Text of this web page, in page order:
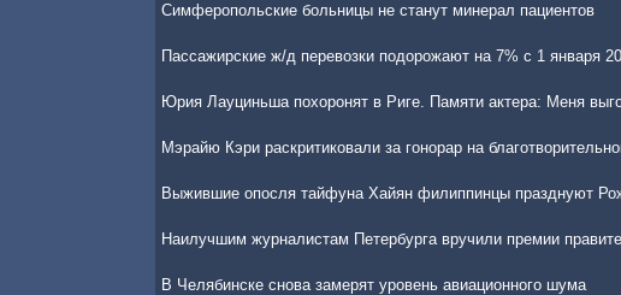
Симферопольские больницы не станут минерал пациентов
Пассажирские ж/д перевозки подорожают на 7% с 1 января
Юрия Лауциньша похоронят в Риге. Памяти актера: Меня
Мэрайю Кэри раскритиковали за гонорар на
Выжившие опосля тайфуна Хайян филиппинцы празднуют
Наилучшим журналистам Петербурга вручили премии
В Челябинске снова замерят уровень авиационного шума